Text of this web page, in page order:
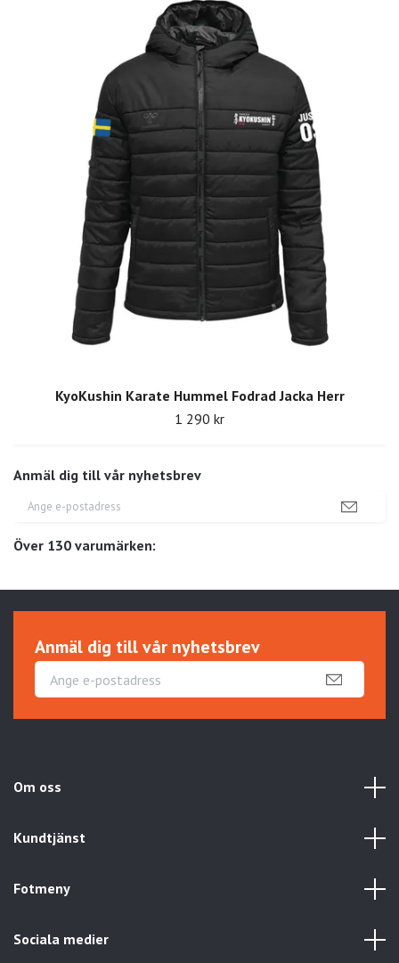
Anmäl dig till vår nyhetsbrev
Över 130 varumärken:
KyoKushin Karate Hummel Fodrad Jacka Herr
1 290 kr
Anmäl dig till vår nyhetsbrev
Om oss
Kundtjänst
Fotmeny
Sociala medier